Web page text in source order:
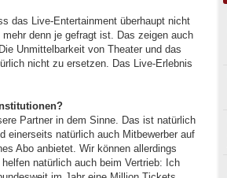
das Live-Entertainment überhaupt nicht
denn je gefragt ist. Das zeigen auch
Unmittelbarkeit von Theater und das
nicht zu ersetzen. Das Live-Erlebnis
Partner in dem Sinne. Das ist natürlich
einerseits natürlich auch Mitbewerber auf
Abo anbietet. Wir können allerdings
natürlich auch beim Vertrieb: Ich